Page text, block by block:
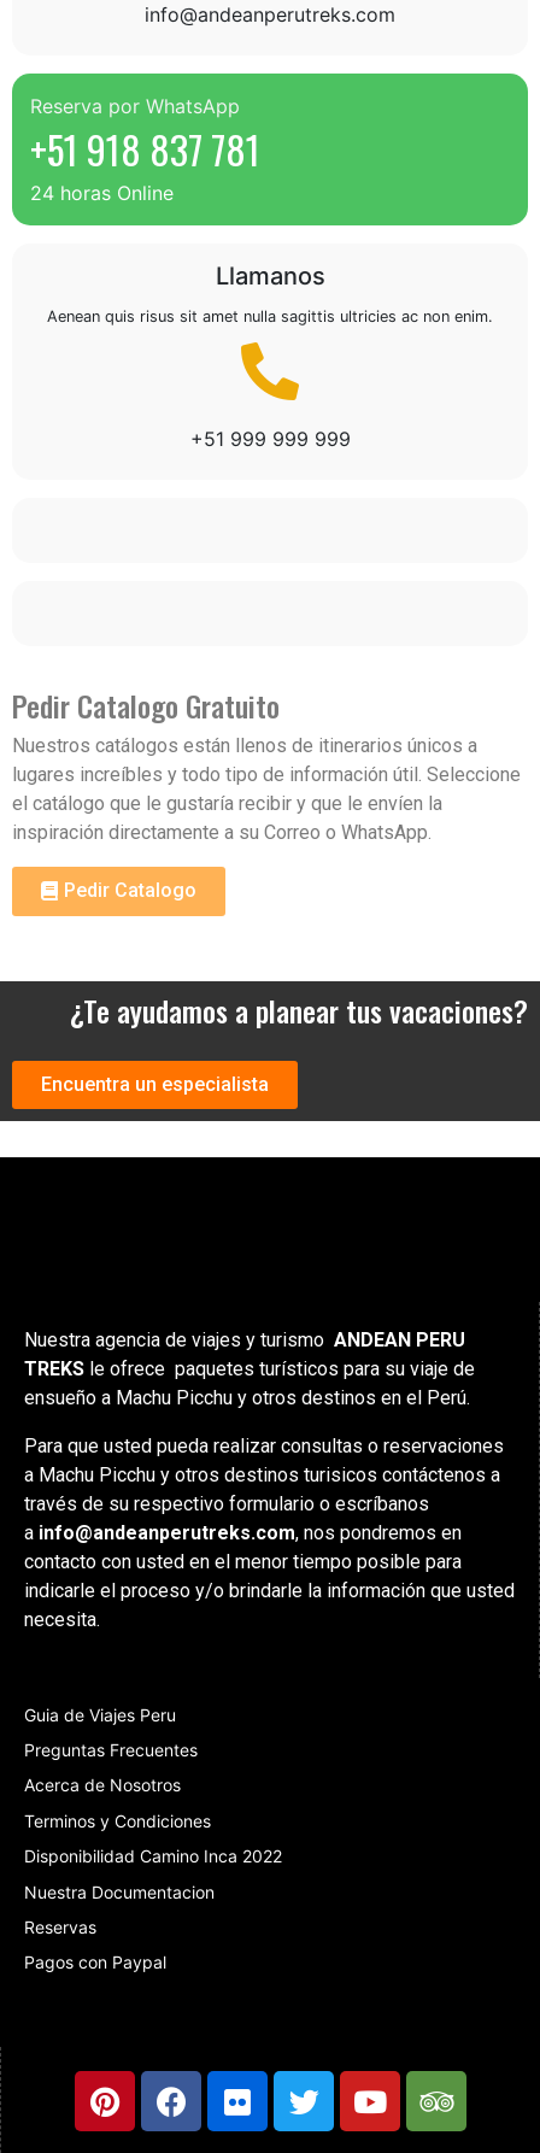
info@andeanperutreks.com
Reserva por WhatsApp
+51 918 837 781
24 horas Online
Llamanos
Aenean quis risus sit amet nulla sagittis ultricies ac non enim.
+51 999 999 999
Pedir Catalogo Gratuito
Nuestros catálogos están llenos de itinerarios únicos a
lugares increíbles y todo tipo de información útil. Seleccione
el catálogo que le gustaría recibir y que le envíen la
inspiración directamente a su Correo o WhatsApp.
Pedir Catalogo
¿Te ayudamos a planear tus vacaciones?
Encuentra un especialista
Nuestra agencia de viajes y turismo ANDEAN PERU
TREKS le ofrece paquetes turísticos para su viaje de
ensueño a Machu Picchu y otros destinos en el Perú.
Para que usted pueda realizar consultas o reservaciones
a Machu Picchu y otros destinos turisicos contáctenos a
través de su respectivo formulario o escríbanos
a info@andeanperutreks.com, nos pondremos en
contacto con usted en el menor tiempo posible para
indicarle el proceso y/o brindarle la información que usted
necesita.
Guia de Viajes Peru
Preguntas Frecuentes
Acerca de Nosotros
Terminos y Condiciones
Disponibilidad Camino Inca 2022
Nuestra Documentacion
Reservas
Pagos con Paypal